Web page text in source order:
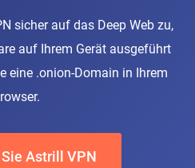
sicher auf das Deep Web zu,
auf Ihrem Gerät ausgeführt
eine .onion-Domain in Ihrem
Astrill VPN